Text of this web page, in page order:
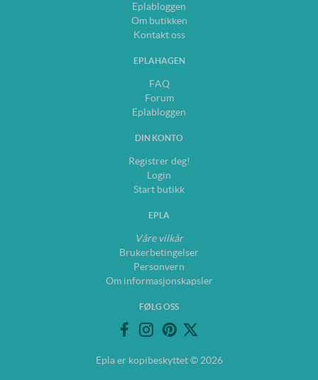
Eplabloggen
Om butikken
Kontakt oss
EPLAHAGEN
FAQ
Forum
Eplabloggen
DIN KONTO
Registrer deg!
Login
Start butikk
EPLA
Våre vilkår
Brukerbetingelser
Personvern
Om informasjonskapsler
FØLG OSS
Epla er kopibeskyttet © 2026